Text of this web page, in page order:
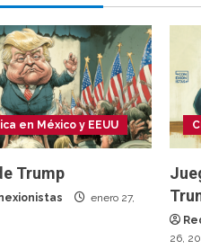
en México y EEUU
Trump
enero 27,
26,